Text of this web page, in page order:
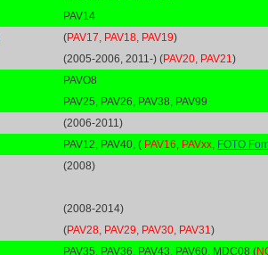
PAV14
(PAV17, PAV18, PAV19)
(2005-2006, 2011-) (PAV20, PAV21)
PAVO8
PAV25, PAV26, PAV38, PAV99
(2006-2011)
PAV12, PAV40, ( PAV16, PAVxx, FOTO
(2008)
(2008-2014)
(PAV28, PAV29, PAV30, PAV31)
PAV35, PAV36, PAV43, PAV60, MDC08 (